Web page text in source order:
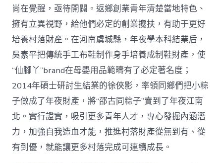
尚在覺醒，亟待開闢。返鄉創業青年清楚當地特色、
擁有立異視野，給他們必定的創業攙扶，有助于更好
培養村落財產。在河南虞城縣，年夜學本科結業后，
吳素平把傳統手工布鞋制作身手培養成制鞋財產，使
“仙腳丫”brand在母嬰用品範疇有了必定著名度；
2014年碩士研討生結業的徐俠影，率領同鄉們把小粽
子做成了年夜財產，將“邵古同粽子”賣到了年夜江南
北。實行證實，吸引更多青年人才，專心發掘內涵潛
力，加強自我造血才能，推進村落財產從無到有、從
有到優，就能讓更多村落完成可連續成長。